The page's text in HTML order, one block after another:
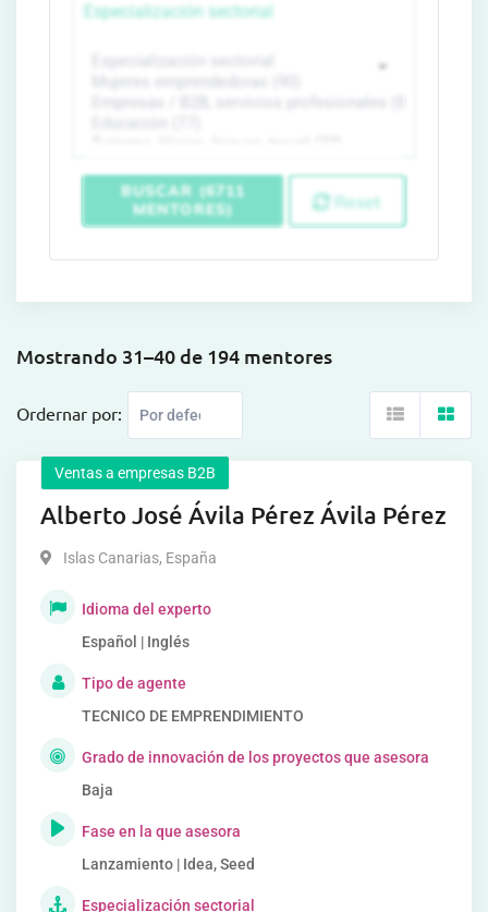
Especialización sectorial
BUSCAR (6711
MENTORES)
Reset
Mostrando 31–40 de 194 mentores
Ordernar por:
Ventas a empresas B2B
Alberto José Ávila Pérez Ávila Pérez
Islas Canarias, España
Idioma del experto
Español | Inglés
Tipo de agente
TECNICO DE EMPRENDIMIENTO
Grado de innovación de los proyectos que asesora
Baja
Fase en la que asesora
Lanzamiento | Idea, Seed
Especialización sectorial